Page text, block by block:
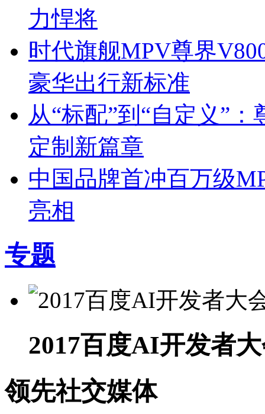
力悍将
时代旗舰MPV尊界
豪华出行新标准
从“标配”到“自定义”
定制新篇章
中国品牌首冲百万级
亮相
专题
2017百度AI开发者
领先社交媒体